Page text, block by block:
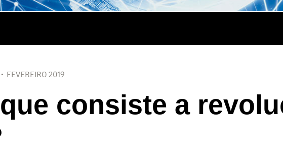
FEVEREIRO 2019
consiste a